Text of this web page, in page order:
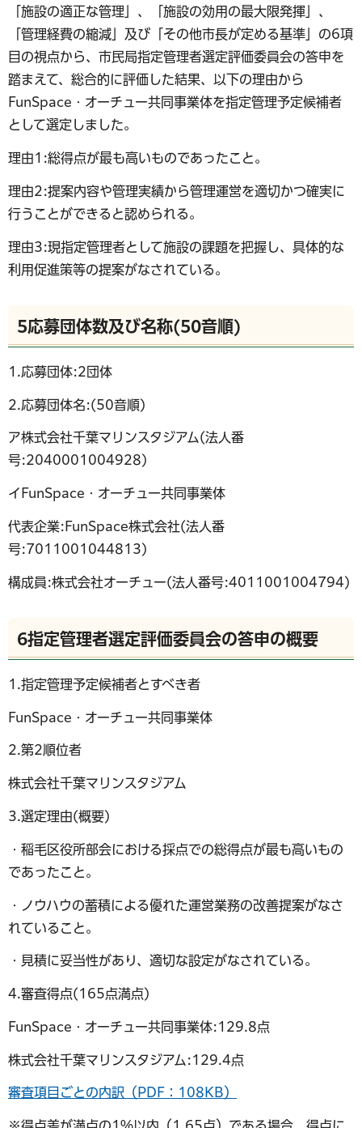
「施設の適正な管理」、「施設の効用の最大限発揮」、
「管理経費の縮減」及び「その他市長が定める基準」の6項
目の視点から、市民局指定管理者選定評価委員会の答申を
踏まえて、総合的に評価した結果、以下の理由から
FunSpace・オーチュー共同事業体を指定管理予定候補者
として選定しました。
理由1:総得点が最も高いものであったこと。
理由2:提案内容や管理実績から管理運営を適切かつ確実に
行うことができると認められる。
理由3:現指定管理者として施設の課題を把握し、具体的な
利用促進策等の提案がなされている。
5応募団体数及び名称(50音順)
1.応募団体:2団体
2.応募団体名:(50音順)
ア株式会社千葉マリンスタジアム(法人番
号:2040001004928)
イFunSpace・オーチュー共同事業体
代表企業:FunSpace株式会社(法人番
号:7011001044813)
構成員:株式会社オーチュー(法人番号:4011001004794)
6指定管理者選定評価委員会の答申の概要
1.指定管理予定候補者とすべき者
FunSpace・オーチュー共同事業体
2.第2順位者
株式会社千葉マリンスタジアム
3.選定理由(概要)
・稲毛区役所部会における採点での総得点が最も高いもの
であったこと。
・ノウハウの蓄積による優れた運営業務の改善提案がなさ
れていること。
・見積に妥当性があり、適切な設定がなされている。
4.審査得点(165点満点)
FunSpace・オーチュー共同事業体:129.8点
株式会社千葉マリンスタジアム:129.4点
審査項目ごとの内訳（PDF：108KB）